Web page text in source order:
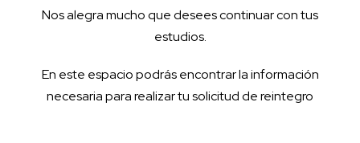
Nos alegra mucho que desees continuar con tus
estudios.
En este espacio podrás encontrar la información
necesaria para realizar tu solicitud de reintegro